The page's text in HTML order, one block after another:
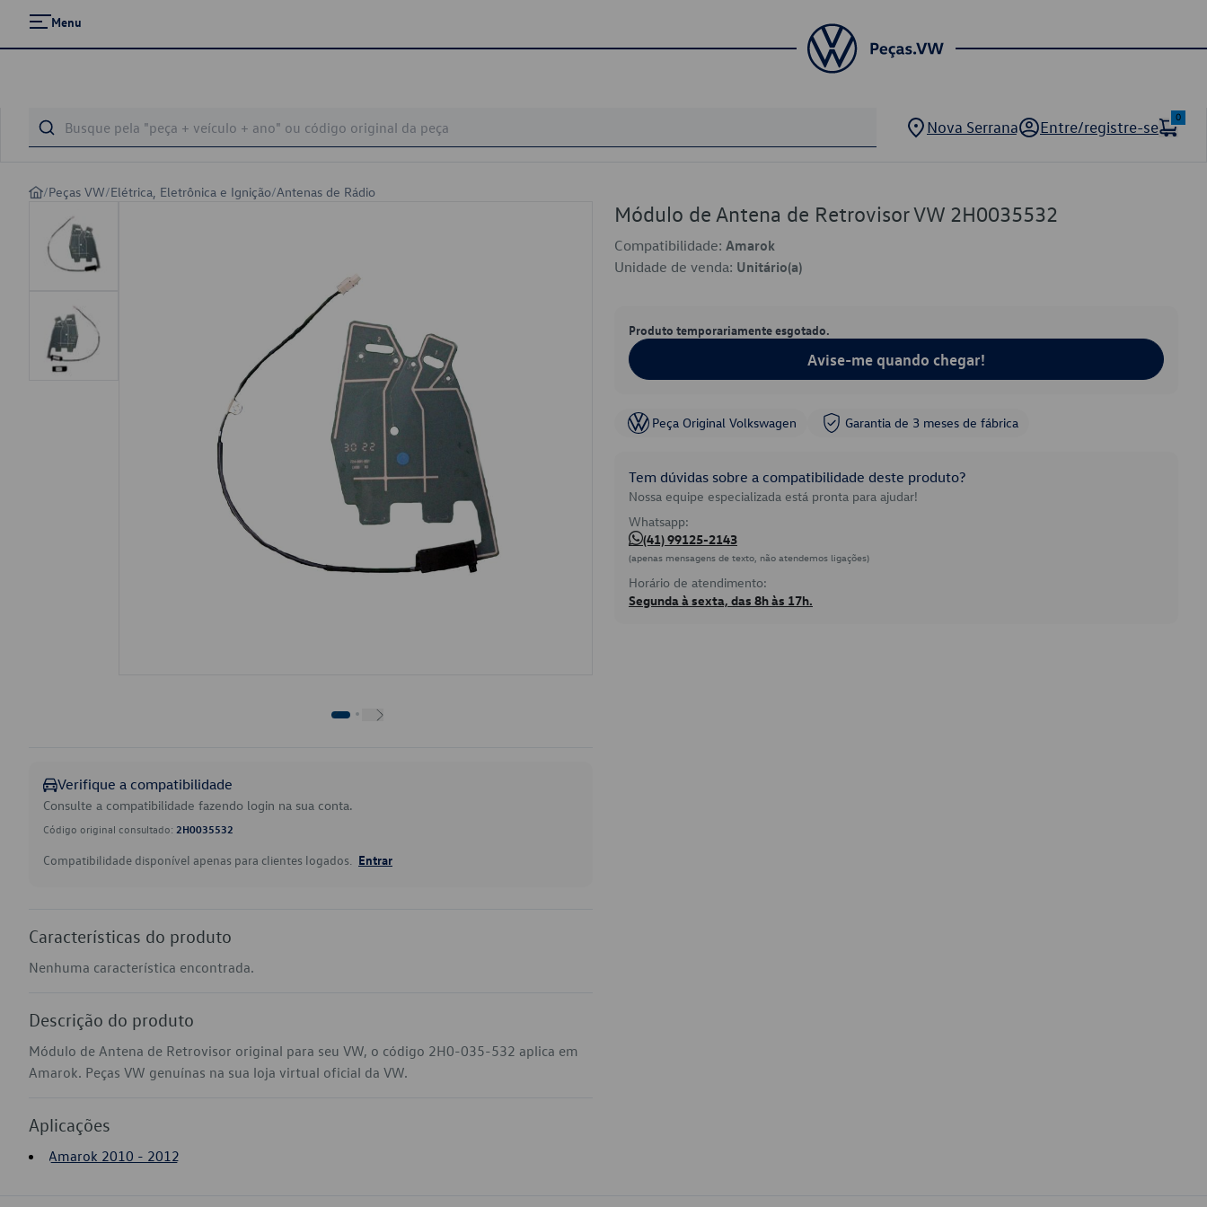
Menu
Nova Serrana Entre/registre-se
0
/Peças VW/Elétrica, Eletrônica e Ignição/Antenas de Rádio
Verifique a compatibilidade
Consulte a compatibilidade fazendo login na sua conta.
Código original consultado: 2H0035532
Compatibilidade disponível apenas para clientes logados. Entrar
Características do produto
Nenhuma característica encontrada.
Descrição do produto
Módulo de Antena de Retrovisor original para seu VW, o código 2H0-035-532 aplica em
Amarok. Peças VW genuínas na sua loja virtual oficial da VW.
Aplicações
Amarok 2010 - 2012
Módulo de Antena de Retrovisor VW 2H0035532
Compatibilidade: Amarok
Unidade de venda: Unitário(a)
Produto temporariamente esgotado.
Avise-me quando chegar!
Peça Original Volkswagen Garantia de 3 meses de fábrica
Tem dúvidas sobre a compatibilidade deste produto?
Nossa equipe especializada está pronta para ajudar!
Whatsapp:
(41) 99125-2143
(apenas mensagens de texto, não atendemos ligações)
Horário de atendimento:
Segunda à sexta, das 8h às 17h.